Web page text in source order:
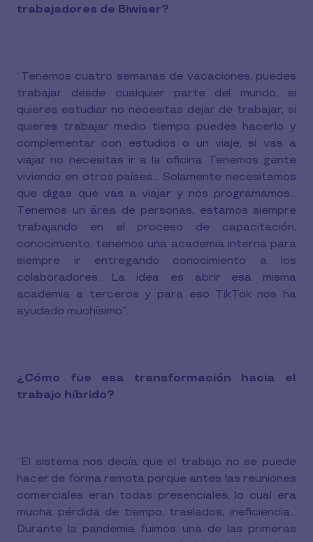
trabajadores de Biwiser?
“Tenemos cuatro semanas de vacaciones, puedes
trabajar desde cualquier parte del mundo, si
quieres estudiar no necesitas dejar de trabajar, si
quieres trabajar medio tiempo puedes hacerlo y
complementar con estudios o un viaje, si vas a
viajar no necesitas ir a la oficina. Tenemos gente
viviendo en otros países... Solamente necesitamos
que digas que vas a viajar y nos programamos...
Tenemos un área de personas, estamos siempre
trabajando en el proceso de capacitación,
conocimiento, tenemos una academia interna para
siempre ir entregando conocimiento a los
colaboradores. La idea es abrir esa misma
academia a terceros y para eso TikTok nos ha
ayudado muchísimo”.
¿Cómo fue esa transformación hacia el
trabajo híbrido?
“El sistema nos decía que el trabajo no se puede
hacer de forma remota porque antes las reuniones
comerciales eran todas presenciales, lo cual era
mucha pérdida de tiempo, traslados, ineficiencia…
Durante la pandemia fuimos una de las primeras